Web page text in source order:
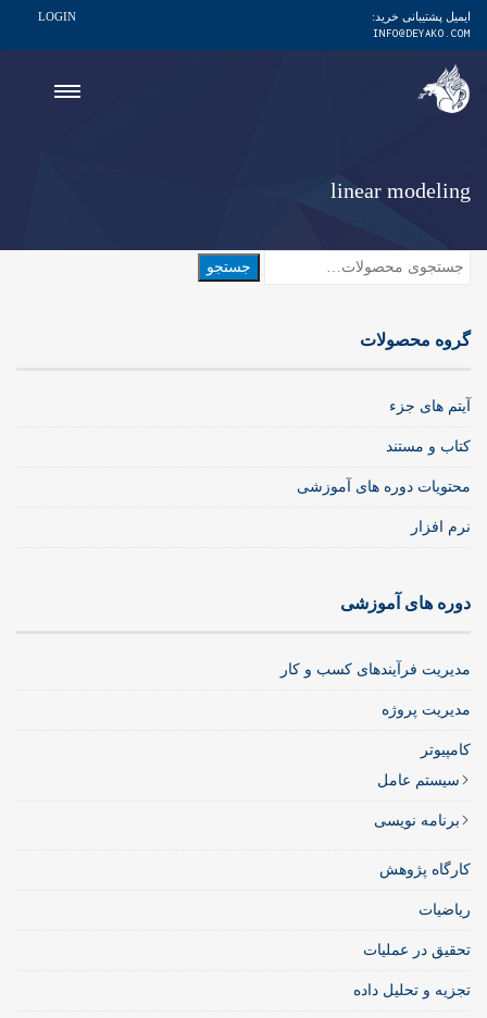
ایمیل پشتیبانی خرید:
INFO@DEYAKO.COM
LOGIN
linear modeling
جستجو
گروه محصولات
آیتم های جزء
کتاب و مستند
محتویات دوره های آموزشی
نرم افزار
دوره های آموزشی
مدیریت فرآیندهای کسب و کار
مدیریت پروژه
کامپیوتر
سیستم عامل
برنامه نویسی
کارگاه پژوهش
ریاضیات
تحقیق در عملیات
تجزیه و تحلیل داده